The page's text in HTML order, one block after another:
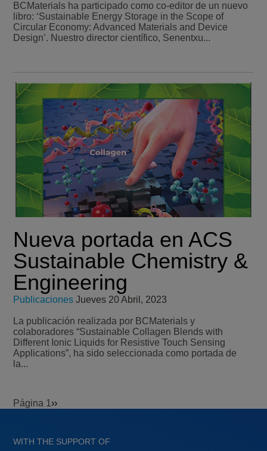
BCMaterials ha participado como co-editor de un nuevo
libro: ‘Sustainable Energy Storage in the Scope of
Circular Economy: Advanced Materials and Device
Design’. Nuestro director científico, Senentxu...
Nueva portada en ACS
Sustainable Chemistry &
Engineering
Publicaciones Jueves 20 Abril, 2023
La publicación realizada por BCMaterials y
colaboradores “Sustainable Collagen Blends with
Different Ionic Liquids for Resistive Touch Sensing
Applications”, ha sido seleccionada como portada de
la...
Paginación
Página 1 Siguiente
››
WITH THE SUPPORT OF